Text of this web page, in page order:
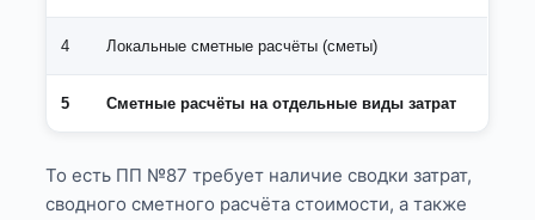
4 Локальные сметные расчёты (сметы)
5 Сметные расчёты на отдельные виды затрат
То есть ПП №87 требует наличие сводки затрат,
сводного сметного расчёта стоимости, а также